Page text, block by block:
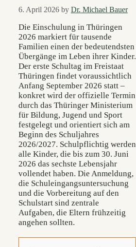
6. April 2026 by Dr. Michael Bauer
Die Einschulung in Thüringen
2026 markiert für tausende
Familien einen der bedeutendsten
Übergänge im Leben ihrer Kinder.
Der erste Schultag im Freistaat
Thüringen findet voraussichtlich
Anfang September 2026 statt –
konkret wird der offizielle Termin
durch das Thüringer Ministerium
für Bildung, Jugend und Sport
festgelegt und orientiert sich am
Beginn des Schuljahres
2026/2027. Schulpflichtig werden
alle Kinder, die bis zum 30. Juni
2026 das sechste Lebensjahr
vollendet haben. Die Anmeldung,
die Schuleingangsuntersuchung
und die Vorbereitung auf den
Schulstart sind zentrale
Aufgaben, die Eltern frühzeitig
angehen sollten.